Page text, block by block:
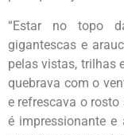
“Estar no topo
gigantescas e
pelas vistas, trilhas
quebrava com o
e refrescava o
é impressionante e